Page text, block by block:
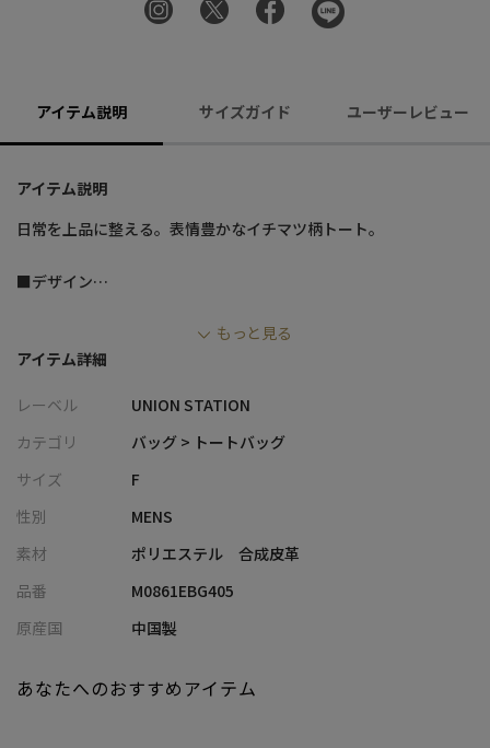
アイテム説明 サイズガイド ユーザーレビュー
アイテム説明
日常を上品に整える。表情豊かなイチマツ柄トート。
■デザイン
・ハンドルや一部パーツに合皮レザーを採用し、上品さと程よい
・外側に1つ、内側に2つのサブポケットを配置し、スマホ・小物
をすっきり整理可能
ス
■コーディネート提案
アップデートに
・ニット×ワイドパンツの大人カジュアルに、モダンな柄で個性
たシンプルスタイルに
もっと見る
アイテム詳細
レーベル
UNION STATION
カテゴリ
バッグ > トートバッグ
サイズ
F
性別
MENS
素材
ポリエステル 合成皮革
品番
M0861EBG405
原産国
中国製
あなたへのおすすめアイテム